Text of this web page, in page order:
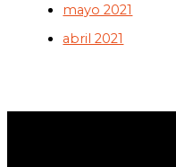
mayo 2021
abril 2021